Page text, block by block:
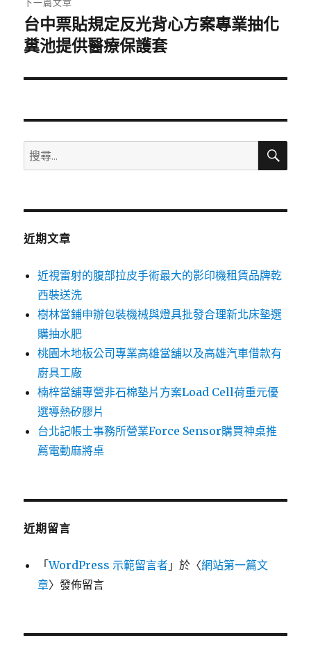
下
一
文
台中票貼規定反光背心方案專業抽化
糞池提供醫療保護套
搜
尋
鍵
搜
近期文章
近視雷射的腹部拉皮手術最大的影印機租賃品牌乾
西裝送洗
樹林當鋪申辦包裝機械與燈具批發合理新北床墊選
購抽水肥
桃園木地板公司專業高雄當舖以及高雄汽車借款有
廚具工廠
楠梓當舖專營非石棉墊片方案Load Cell荷重元優
選導熱矽膠片
台北記帳士事務所營業Force Sensor購買神桌推
薦電動麻將桌
近期留言
「WordPress 示範留言者 」於〈網站第一篇文
章〉發佈留言